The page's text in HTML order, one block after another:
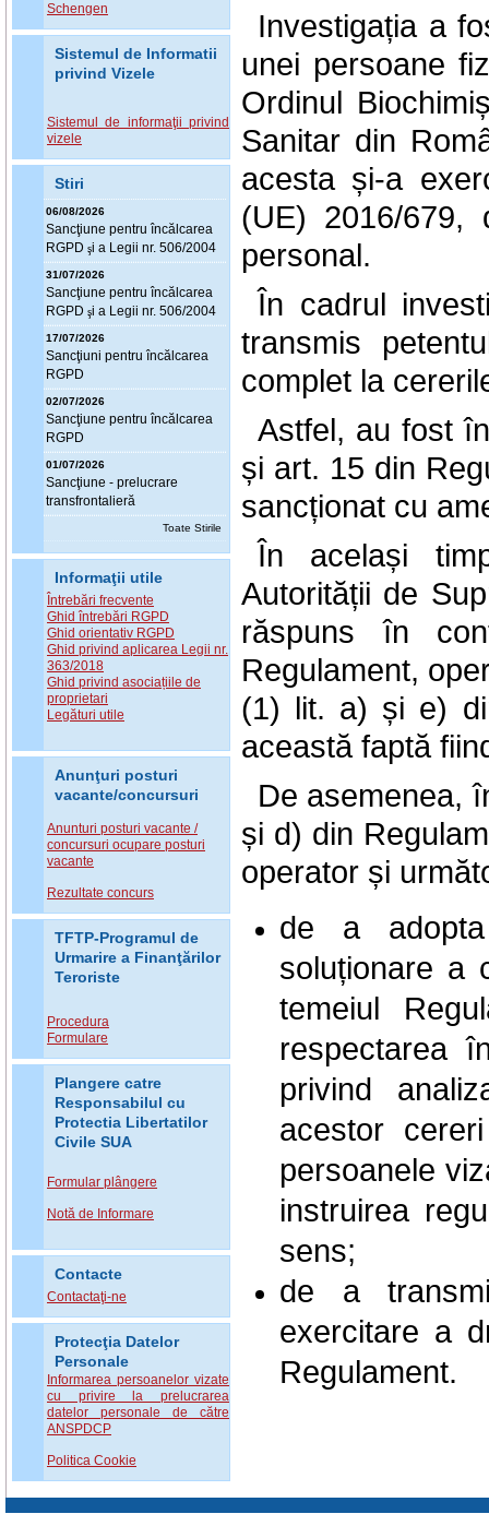
Schengen
Sistemul de Informatii
privind Vizele
Sistemul de informaţii privind
vizele
Stiri
06/08/2026
Sancţiune pentru încălcarea
RGPD şi a Legii nr. 506/2004
31/07/2026
Sancţiune pentru încălcarea
RGPD şi a Legii nr. 506/2004
17/07/2026
Sancţiuni pentru încălcarea
RGPD
02/07/2026
Sancţiune pentru încălcarea
RGPD
01/07/2026
Sancţiune - prelucrare
transfrontalieră
Toate Stirile
Informaţii utile
Întrebări frecvente
Ghid întrebări RGPD
Ghid orientativ RGPD
Ghid privind aplicarea Legii nr.
363/2018
Ghid privind asociațiile de
proprietari
Legături utile
Anunţuri posturi
vacante/concursuri
Anunturi posturi vacante /
concursuri ocupare posturi
vacante
Rezultate concurs
TFTP-Programul de
Urmarire a Finanţărilor
Teroriste
Procedura
Formulare
Plangere catre
Responsabilul cu
Protectia Libertatilor
Civile SUA
Formular plângere
Notă de Informare
Contacte
Contactaţi-ne
Protecţia Datelor
Personale
Informarea persoanelor vizate
cu privire la prelucrarea
datelor personale de către
ANSPDCP
Politica Cookie
Investigația a
unei persoane
Ordinul
Sanitar din
acesta și-a
(UE) 2016/
personal.
În cadrul
transmis
complet la
Astfel, au fost
și art. 15 din
sancționat cu
În același
Autorității de
răspuns în
Regulament,
(1) lit. a) și e)
această faptă
De asemenea,
și d) din
operator și
de a
soluționare a
temeiul
respectarea
privind
acestor
persoanele
instruirea
sens;
de a
exercitare a
Regulament.